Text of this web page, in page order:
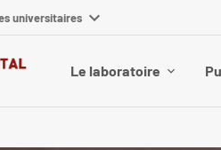
universitaires
Le laboratoire